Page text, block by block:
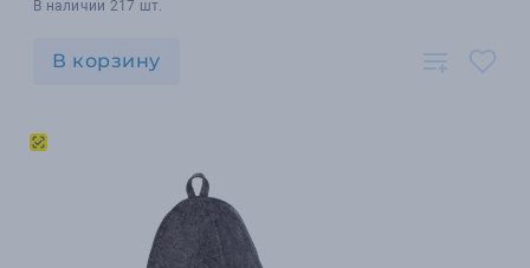
В наличии 217 шт.
В корзину